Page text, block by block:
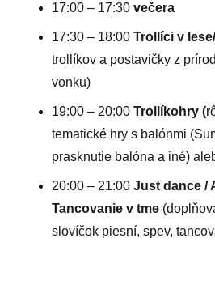
17:00 – 17:30 večera
17:30 – 18:00 Trollíci v
trollíkov a postavičky z
vonku)
19:00 – 20:00 Trollíkohry (
tematické hry s balónmi
prasknutie balóna a iné)
20:00 – 21:00 Just dance /
Tancovanie v tme
slovíčok piesní, spev,